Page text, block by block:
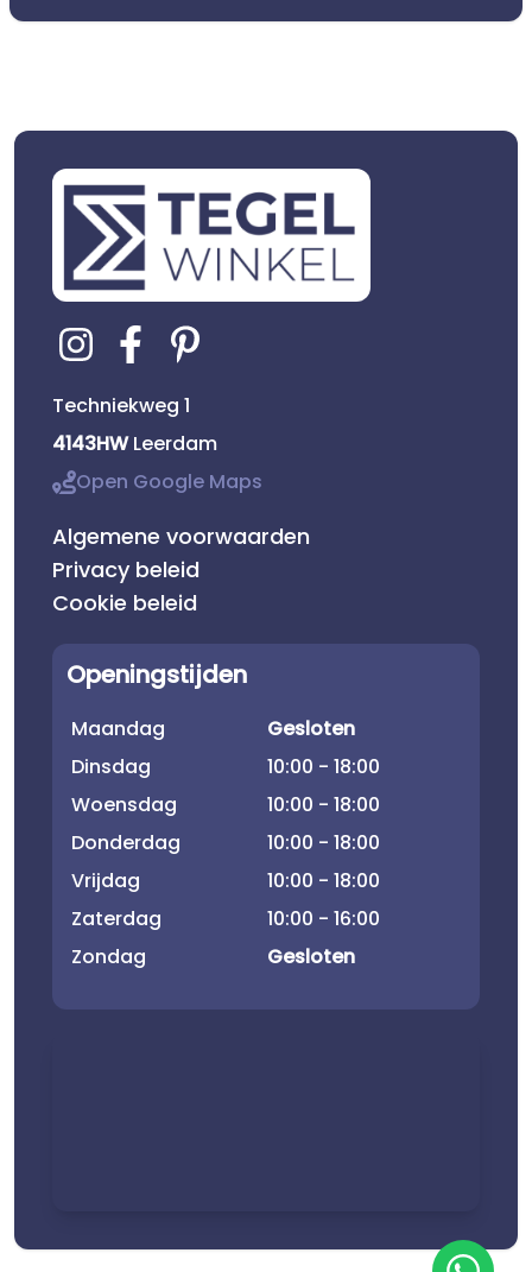
Techniekweg 1
4143HWLeerdam
Open Google Maps
Algemene voorwaarden
Privacy beleid
Cookie beleid
Openingstijden
Maandag
Gesloten
Dinsdag
10:00 - 18:00
Woensdag
10:00 - 18:00
Donderdag
10:00 - 18:00
Vrijdag
10:00 - 18:00
Zaterdag
10:00 - 16:00
Zondag
Gesloten